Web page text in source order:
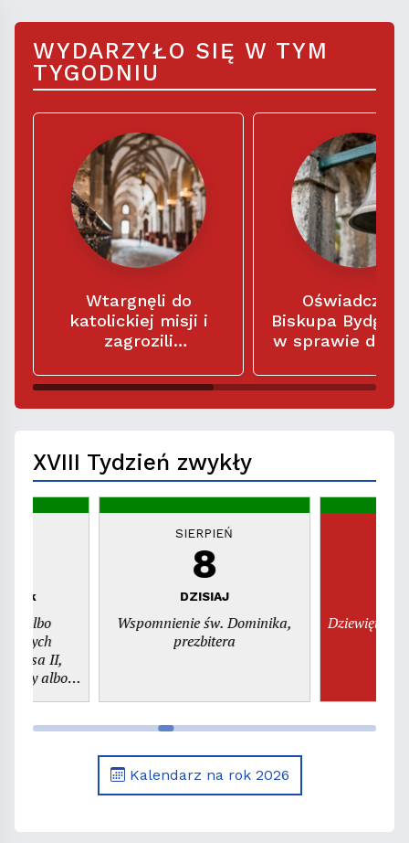
WYDARZYŁO SIĘ W TYM
TYGODNIU
Wtargnęli do
katolickiej misji i
zagrozili
siedem dni na
Biskupa
w sprawie
parafialnym
XVIII Tydzień zwykły
albo
albo
SIERPIEŃ
8
DZISIAJ
Wspomnienie św. Dominika,
prezbitera
Kalendarz na rok 2026